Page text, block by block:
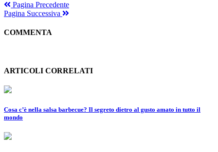
Pagina Precedente
Pagina Successiva
COMMENTA
ARTICOLI CORRELATI
Cosa c’è nella salsa barbecue? Il segreto dietro al gusto amato in tutto il
mondo